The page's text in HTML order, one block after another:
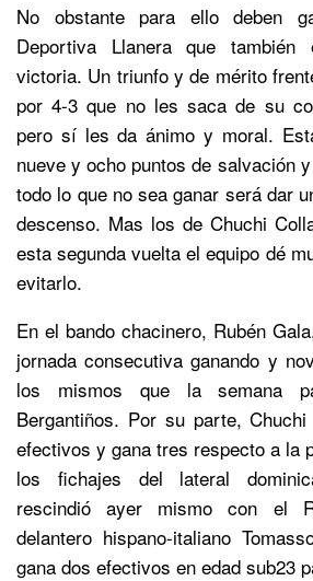
No obstante para ello deben
Deportiva Llanera que también
victoria. Un triunfo y de mérito
por 4-3 que no les saca de su
pero sí les da ánimo y moral.
nueve y ocho puntos de salvación
todo lo que no sea ganar será dar
descenso. Mas los de Chuchi
esta segunda vuelta el equipo dé
evitarlo.
En el bando chacinero, Rubén
jornada consecutiva ganando y
los mismos que la semana
Bergantiños. Por su parte,
efectivos y gana tres respecto a la
los fichajes del lateral
rescindió ayer mismo con el
delantero hispano-italiano
gana dos efectivos en edad sub23